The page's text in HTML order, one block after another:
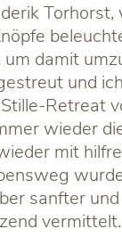
damit
und
Retreat
wieder
mit
sanfter